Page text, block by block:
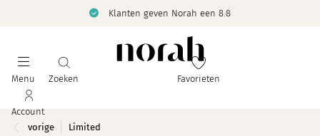
Klanten geven Norah een 8.8
Menu Zoeken Favorieten
Account
vorige
Limited